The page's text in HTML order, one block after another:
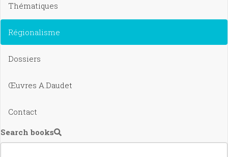
Thématiques
Régionalisme
Dossiers
Œuvres A.Daudet
Contact
Search books